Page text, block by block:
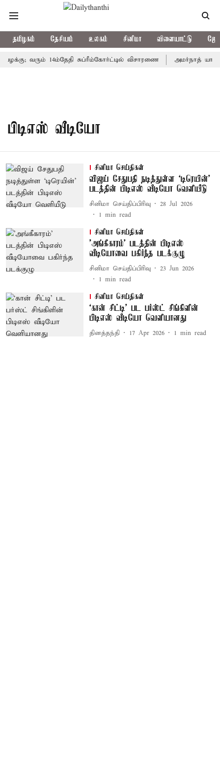
தமிழகம் தேசியம் உலகம் சினிமா விளையாட்டு
வரும் 14ம்தேதி சுப்ரீம்கோர்ட்டில் விசாரணை அமர்நாத்
பிடிஎஸ் வீடியோ
சினிமா செய்திகள்
விஜய் சேதுபதி நடித்துள்ள `டிரெயின்'
படத்தின் பிடிஎஸ் வீடியோ வெளியீடு
சினிமா செய்திப்பிரிவு
28 Jul 2026
1 min read
சினிமா செய்திகள்
'அங்கீகாரம்' படத்தின் பிடிஎஸ்
வீடியோவை பகிர்ந்த படக்குழு
சினிமா செய்திப்பிரிவு
23 Jun 2026
1 min read
சினிமா செய்திகள்
`கான் சிட்டி' பட பர்ஸ்ட் சிங்கிளின்
பிடிஎஸ் வீடியோ வெளியானது
தினத்தந்தி 17 Apr 2026 1 min read